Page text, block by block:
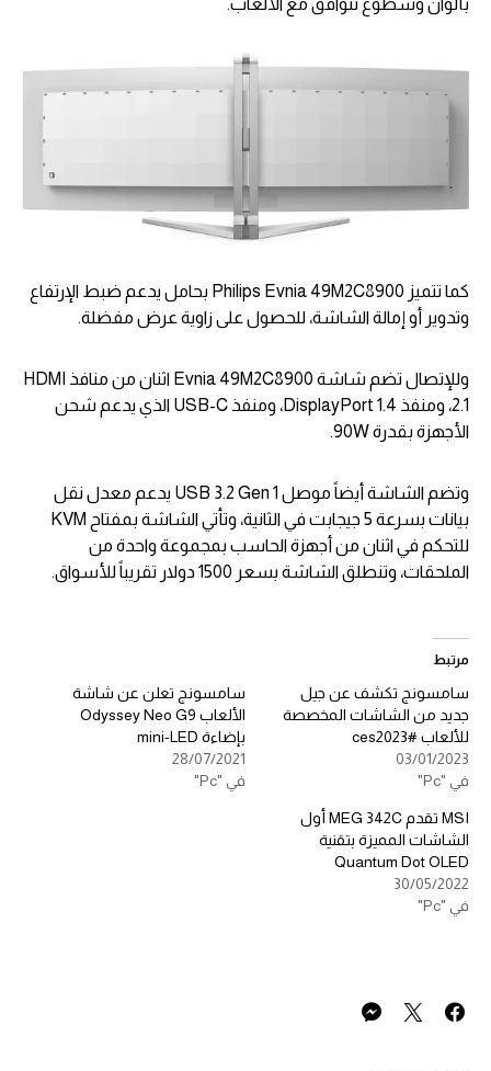
كما تتميز Philips Evnia 49M2C8900 بحامل يدعم ضبط الإرتفاع
وتدوير أو إمالة الشاشة، للحصول على زاوية عرض مفضلة.
وللإتصال تضم شاشة Evnia 49M2C8900 اثنان من منافذ HDMI
2.1، ومنفذ DisplayPort 1.4، ومنفذ USB-C الذي يدعم شحن
الأجهزة بقدرة 90W.
وتضم الشاشة أيضاً موصل USB 3.2 Gen 1 يدعم معدل نقل
بيانات بسرعة 5 جيجابت في الثانية، وتأتي الشاشة بمفتاح KVM
للتحكم في اثنان من أجهزة الحاسب بمجموعة واحدة من
الملحقات، وتنطلق الشاشة بسعر 1500 دولار تقريباً للأسواق.
مرتبط
سامسونج تكشف عن جيل
جديد من الشاشات المخصصة
للألعاب #ces2023
03/01/2023
في "Pc"
سامسونج تعلن عن شاشة
الألعاب Odyssey Neo G9
بإضاءة mini-LED
28/07/2021
في "Pc"
MSI تقدم MEG 342C أول
الشاشات المميزة بتقنية
Quantum Dot OLED
30/05/2022
في "Pc"